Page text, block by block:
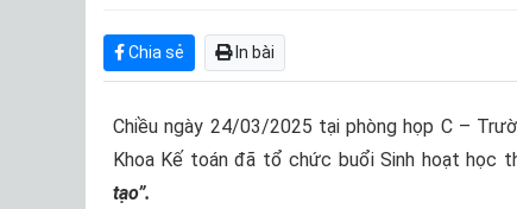
Chia sẻ In bài
Chiều ngày 24/03/2025 tại phòng họp C –
Khoa Kế toán đã tổ chức buổi Sinh hoạt học
tạo”.